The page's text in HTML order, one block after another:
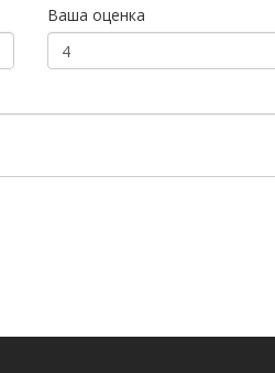
Ваша оценка